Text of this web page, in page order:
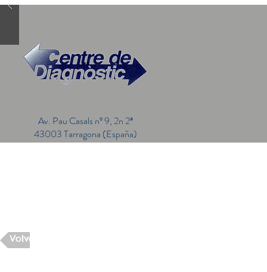
Av. Pau Casals nº 9, 2n 2ª
43003 Tarragona (España)
Volver a página principal del blog